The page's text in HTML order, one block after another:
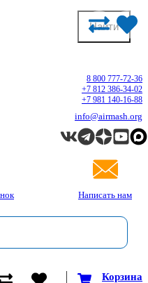
Написать нам
8 800 777-72-36
+7 812 386-34-02
+7 981 140-16-88
info@airmash.org
Корзина